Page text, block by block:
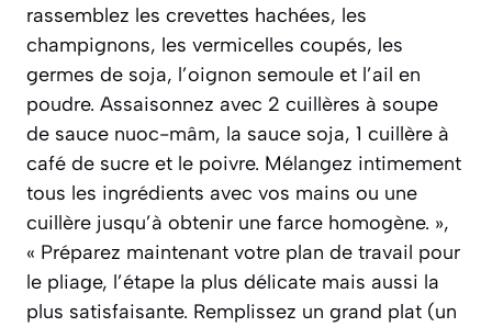
rassemblez les crevettes hachées, les
champignons, les vermicelles coupés, les
germes de soja, l’oignon semoule et l’ail en
poudre. Assaisonnez avec 2 cuillères à soupe
de sauce nuoc-mâm, la sauce soja, 1 cuillère à
café de sucre et le poivre. Mélangez intimement
tous les ingrédients avec vos mains ou une
cuillère jusqu’à obtenir une farce homogène. »,
« Préparez maintenant votre plan de travail pour
le pliage, l’étape la plus délicate mais aussi la
plus satisfaisante. Remplissez un grand plat (un